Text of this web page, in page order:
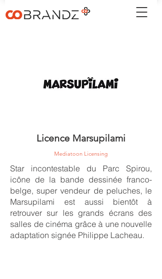
Licence Marsupilami
Mediatoon Licensing
Star incontestable du Parc Spirou,
icône de la bande dessinée franco-
belge, super vendeur de peluches, le
Marsupilami est aussi bientôt à
retrouver sur les grands écrans des
salles de cinéma grâce à une nouvelle
adaptation signée Philippe Lacheau.